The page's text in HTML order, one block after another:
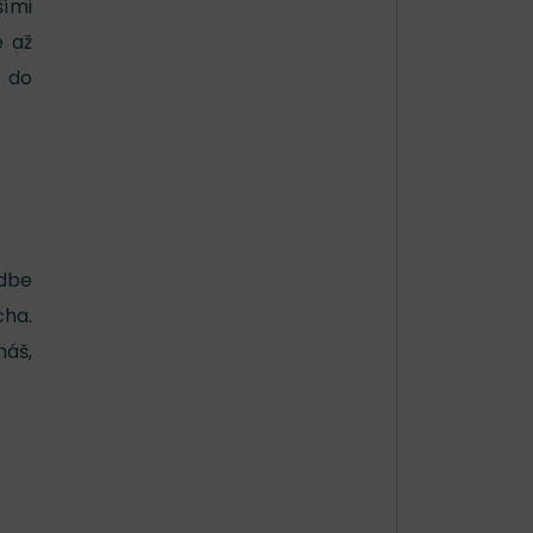
až
do